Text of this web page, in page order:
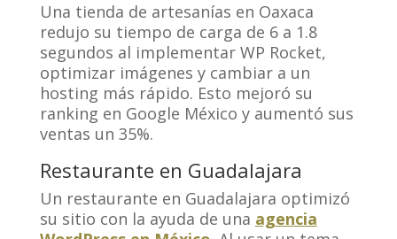
Una tienda de artesanías en Oaxaca
redujo su tiempo de carga de 6 a 1.8
segundos al implementar WP Rocket,
optimizar imágenes y cambiar a un
hosting más rápido. Esto mejoró su
ranking en Google México y aumentó sus
ventas un 35%.
Restaurante en Guadalajara
Un restaurante en Guadalajara optimizó
su sitio con la ayuda de una agencia